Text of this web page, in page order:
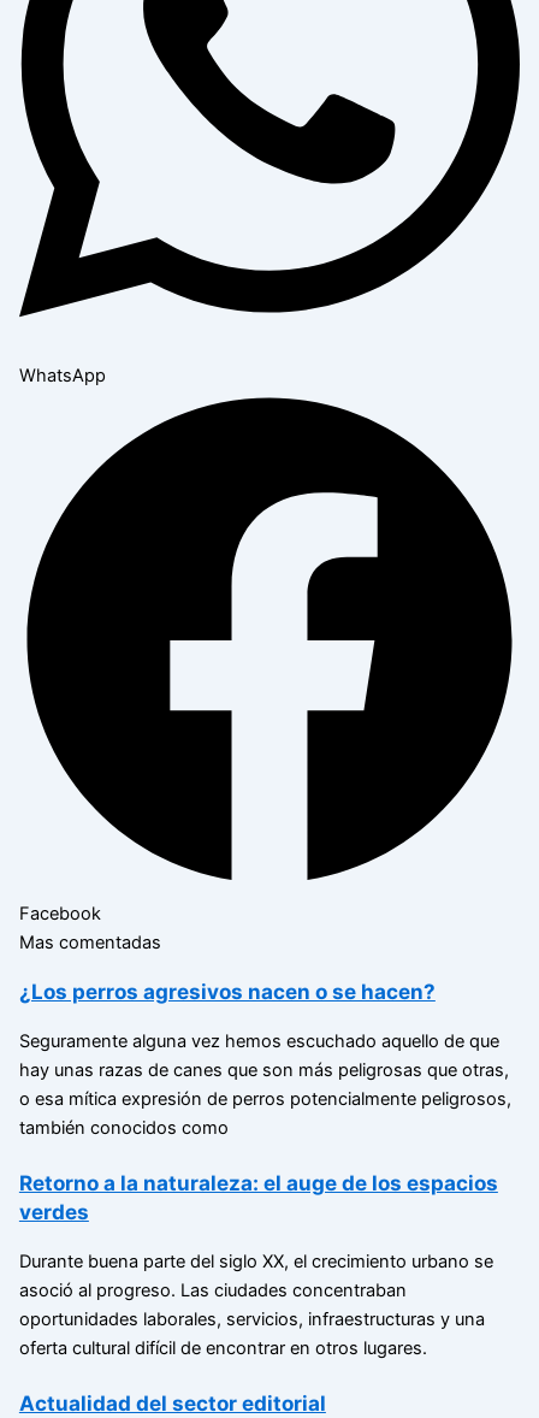
WhatsApp
Facebook
Mas comentadas
¿Los perros agresivos nacen o se hacen?
Seguramente alguna vez hemos escuchado aquello de que
hay unas razas de canes que son más peligrosas que otras,
o esa mítica expresión de perros potencialmente peligrosos,
también conocidos como
Retorno a la naturaleza: el auge de los espacios
verdes
Durante buena parte del siglo XX, el crecimiento urbano se
asoció al progreso. Las ciudades concentraban
oportunidades laborales, servicios, infraestructuras y una
oferta cultural difícil de encontrar en otros lugares.
Actualidad del sector editorial